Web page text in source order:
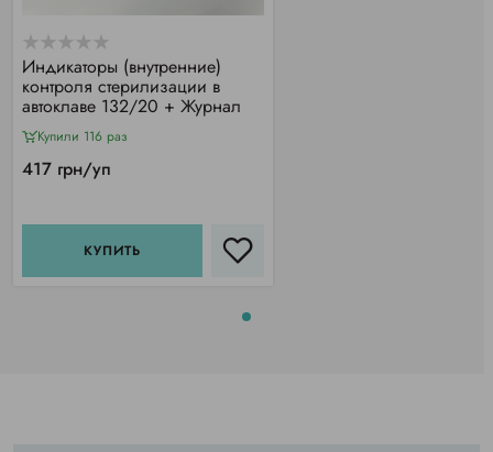
Индикаторы (внутренние)
контроля стерилизации в
автоклаве 132/20 + Журнал
Купили 116 раз
417 грн/уп
КУПИТЬ